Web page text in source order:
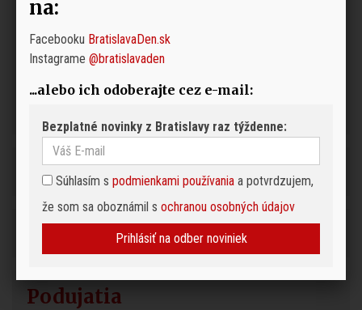
Podujatia
na:
Facebooku BratislavaDen.sk
Instagrame @bratislavaden
...alebo ich odoberajte cez e-mail:
Bezplatné novinky z Bratislavy raz týždenne:
Súhlasím s podmienkami používania a potvrdzujem,
že som sa oboznámil s ochranou osobných údajov
Prihlásiť na odber noviniek